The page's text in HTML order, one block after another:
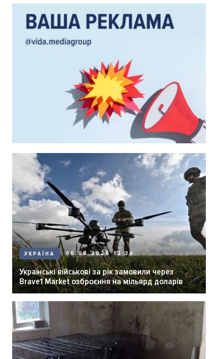
УКРАЇНА 06.08.2026 12:39
Українські військові за рік замовили через
Brave1 Market озброєння на мільярд доларів